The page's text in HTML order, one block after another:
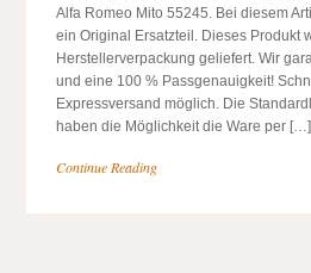
Alfa Romeo Mito 55245. Bei diesem
ein Original Ersatzteil. Dieses Produkt
Herstellerverpackung geliefert. Wir
und eine 100 % Passgenauigkeit!
Expressversand möglich. Die
haben die Möglichkeit die Ware per […]
Continue Reading